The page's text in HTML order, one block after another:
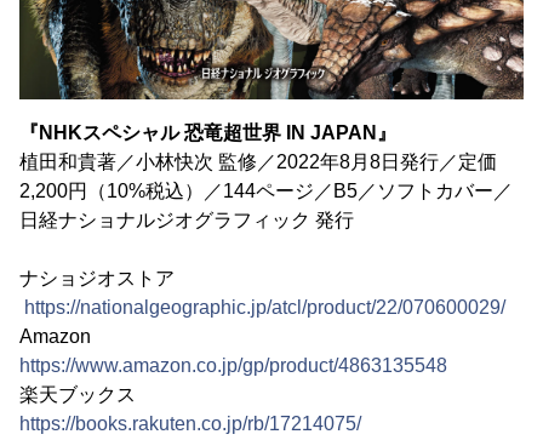
『NHKスペシャル 恐竜超世界 IN JAPAN』
植田和貴著／小林快次 監修／2022年8月8日発行／定価
2,200円（10%税込）／144ページ／B5／ソフトカバー／
日経ナショナルジオグラフィック 発行
ナショジオストア
https://nationalgeographic.jp/atcl/product/22/070600029/
Amazon
https://www.amazon.co.jp/gp/product/4863135548
楽天ブックス
https://books.rakuten.co.jp/rb/17214075/